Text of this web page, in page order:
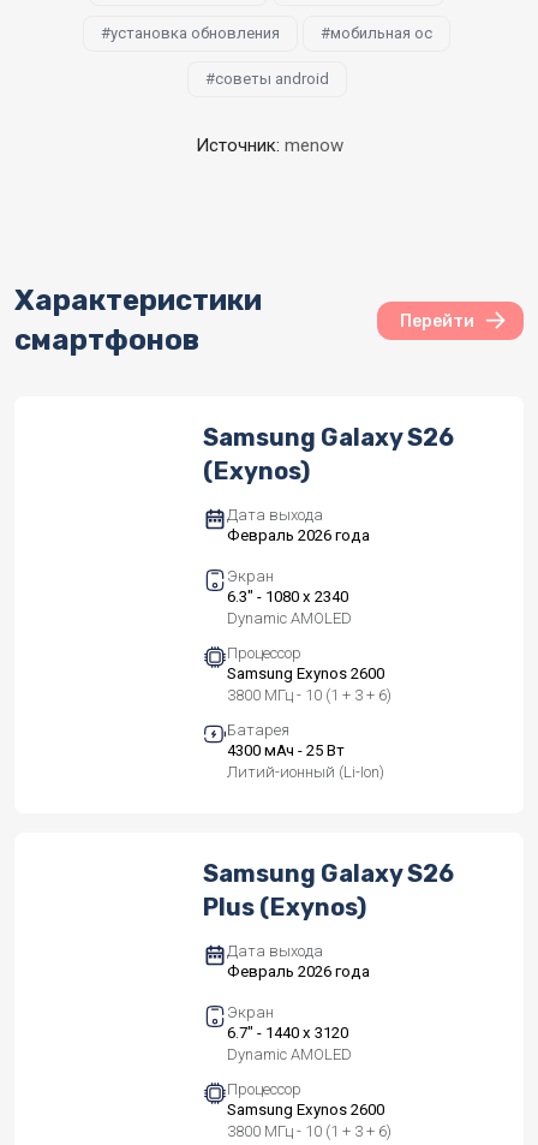
установка обновления мобильная ос
советы android
Источник: menow
Характеристики
смартфонов
Перейти
Samsung Galaxy S26
(Exynos)
Дата выхода
Февраль 2026 года
Экран
6.3" - 1080 x 2340
Dynamic AMOLED
Процессор
Samsung Exynos 2600
3800 МГц - 10 (1 + 3 + 6)
Батарея
4300 мАч - 25 Вт
Литий-ионный (Li-Ion)
Samsung Galaxy S26
Plus (Exynos)
Дата выхода
Февраль 2026 года
Экран
6.7" - 1440 x 3120
Dynamic AMOLED
Процессор
Samsung Exynos 2600
3800 МГц - 10 (1 + 3 + 6)